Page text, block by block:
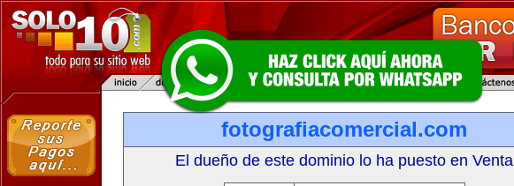
fotografiacomercial.com
El dueño de este dominio lo ha puesto en Venta